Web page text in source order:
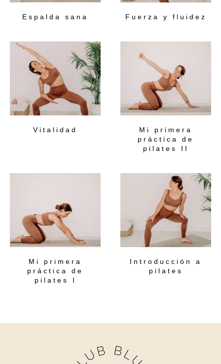
Espalda sana Fuerza y fluidez
Vitalidad
Mi primera
práctica de
pilates II
Mi primera
práctica de
pilates I
Introducción a
pilates